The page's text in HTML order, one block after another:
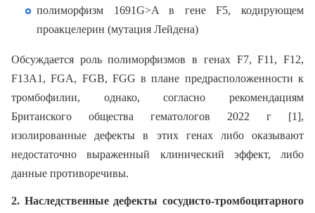
полиморфизм 1691G>A в гене F5, кодирующем
проакцелерин (мутация Лейдена)
Обсуждается роль полиморфизмов в генах F7, F11, F12,
F13А1, FGA, FGB, FGG в плане предрасположенности к
тромбофилии, однако, согласно рекомендациям
Британского общества гематологов 2022 г [1],
изолированные дефекты в этих генах либо оказывают
недостаточно выраженный клинический эффект, либо
данные противоречивы.
2. Наследственные дефекты сосудисто-тромбоцитарного